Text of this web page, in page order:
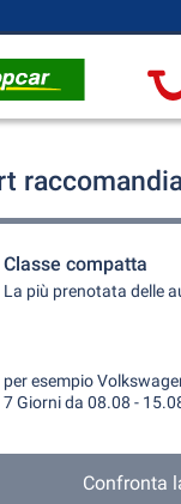
Classe compatta
La più prenotata delle
per esempio
7 Giorni da 08.08 -
Confronta